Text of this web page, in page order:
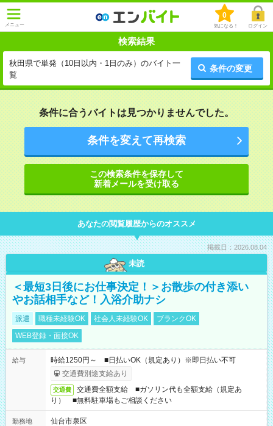
メニュー
0
気になる！ ログイン
検索結果
秋田県で単発（10日以内・1日のみ）のバイト一
覧
条件の変更
条件に合うバイトは見つかりませんでした。
条件を変えて再検索
この検索条件を保存して
新着メールを受け取る
あなたの閲覧履歴からのオススメ
掲載日：2026.08.04
未読
＜最短3日後にお仕事決定！＞お散歩の付き添い
やお話相手など！入浴介助ナシ
派遣 職種未経験OK 社会人未経験OK
ブランクOK
WEB登録・面接OK
給与
時給1250円～ ■日払いOK（規定あり）※即日払い不可
交通費別途支給あり
交通費
交通費全額支給 ■ガソリン代も全額支給（規定あ
り） ■無料駐車場もご相談ください
勤務地
仙台市泉区